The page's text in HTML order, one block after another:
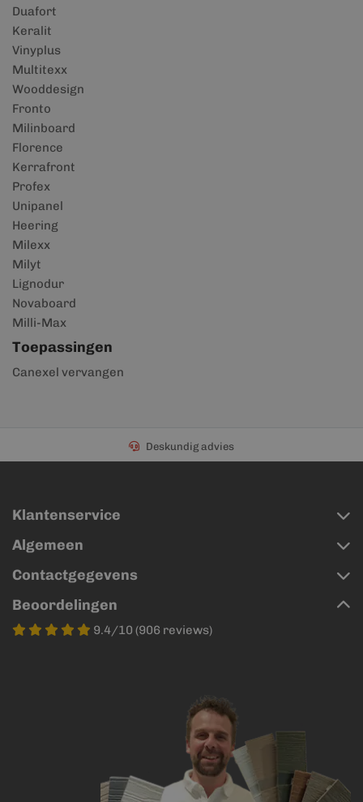
Duafort
Keralit
Vinyplus
Multitexx
Wooddesign
Fronto
Milinboard
Florence
Kerrafront
Profex
Unipanel
Heering
Milexx
Milyt
Lignodur
Novaboard
Milli-Max
Toepassingen
Canexel vervangen
Deskundig advies
Klantenservice
Algemeen
Contactgegevens
Beoordelingen
9.4/10 (906 reviews)